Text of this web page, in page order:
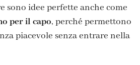
sono idee perfette anche come
per il capo, perché permettono
piacevole senza entrare nella